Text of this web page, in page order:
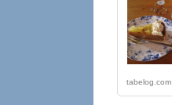
tabelog.com